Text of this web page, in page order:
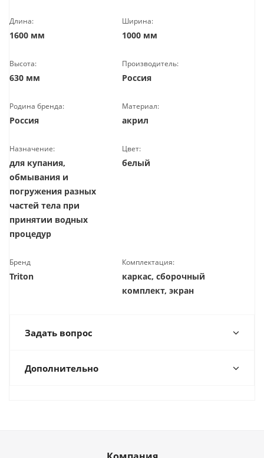
Длина:
1600 мм
Ширина:
1000 мм
Высота:
630 мм
Производитель:
Россия
Родина бренда:
Россия
Материал:
акрил
Назначение:
для купания,
обмывания и
погружения разных
частей тела при
принятии водных
процедур
Цвет:
белый
Бренд
Triton
Комплектация:
каркас, сборочный
комплект, экран
Задать вопрос
Дополнительно